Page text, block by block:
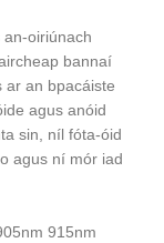
oiriúnach
bannaí
ar an bpacáiste
agus anóid
sin, níl fóta-óid
agus ní mór iad
915nm